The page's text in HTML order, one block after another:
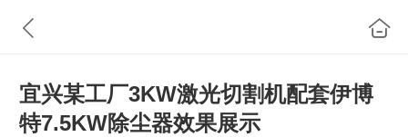
宜兴某工厂3KW激光切割机配套伊博
特7.5KW除尘器效果展示